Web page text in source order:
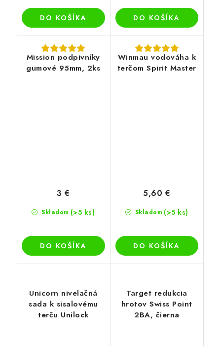
DO KOŠÍKA DO KOŠÍKA
Mission podpivníky
gumové 95mm, 2ks
Skladom (>5 ks)
3 €
DO KOŠÍKA
Winmau vodováha k
terčom Spirit Master
Skladom (>5 ks)
5,60 €
DO KOŠÍKA
Unicorn nivelačná
sada k sisalovému
terču Unilock
Target redukcia
hrotov Swiss Point
2BA, čierna